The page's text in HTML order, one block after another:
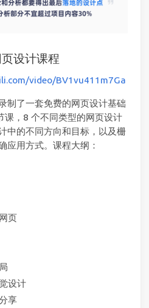
设计课程
video/BV1vu411m7Ga
制了一套免费的网页设计基础
课，8 个不同类型的网页设计
中的不同方向和目标，以及栅
应用方式。课程大纲：
页
设计
享